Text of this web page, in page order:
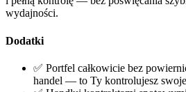
wydajności.
Dodatki
✅ Portfel całkowicie bez
handel — to Ty kontrolujesz